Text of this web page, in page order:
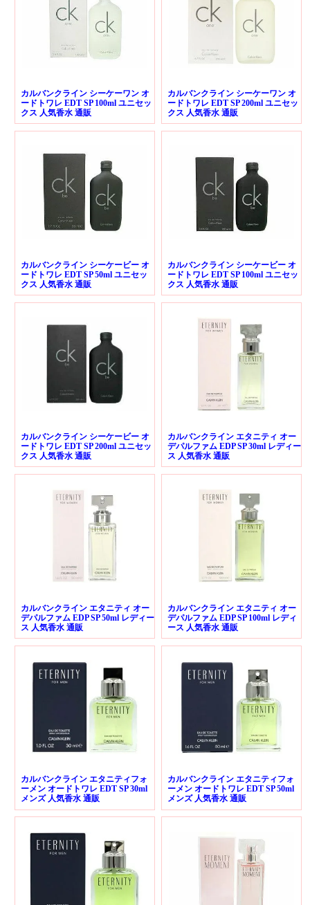
カルバンクライン シーケーワン オ
ードトワレ EDT SP 100ml ユニセッ
クス 人気香水 通販
カルバンクライン シーケーワン オ
ードトワレ EDT SP 200ml ユニセッ
クス 人気香水 通販
カルバンクライン シーケービー オ
ードトワレ EDT SP 50ml ユニセッ
クス 人気香水 通販
カルバンクライン シーケービー オ
ードトワレ EDT SP 100ml ユニセッ
クス 人気香水 通販
カルバンクライン シーケービー オ
ードトワレ EDT SP 200ml ユニセッ
クス 人気香水 通販
カルバンクライン エタニティ オー
デパルファム EDP SP 30ml レディー
ス 人気香水 通販
カルバンクライン エタニティ オー
デパルファム EDP SP 50ml レディー
ス 人気香水 通販
カルバンクライン エタニティ オー
デパルファム EDP SP 100ml レディ
ース 人気香水 通販
カルバンクライン エタニティフォ
ーメン オードトワレ EDT SP 30ml
メンズ 人気香水 通販
カルバンクライン エタニティフォ
ーメン オードトワレ EDT SP 50ml
メンズ 人気香水 通販